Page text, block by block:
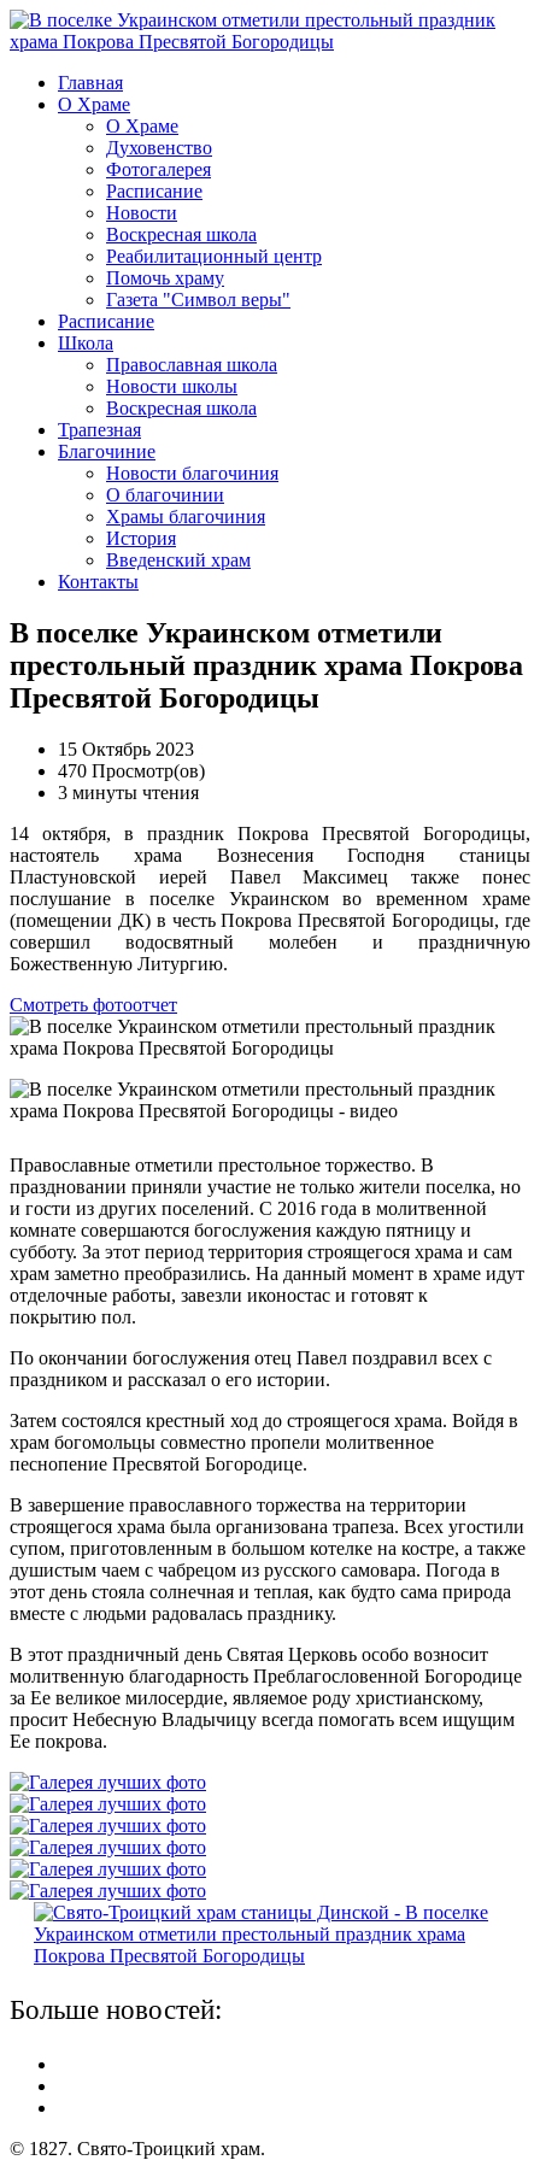
Главная
О Храме
О Храме
Духовенство
Фотогалерея
Расписание
Новости
Воскресная школа
Реабилитационный центр
Помочь храму
Газета "Символ веры"
Расписание
Школа
Православная школа
Новости школы
Воскресная школа
Трапезная
Благочиние
Новости благочиния
О благочинии
Храмы благочиния
История
Введенский храм
Контакты
В поселке Украинском отметили
престольный праздник храма Покрова
Пресвятой Богородицы
15 Октябрь 2023
470 Просмотр(ов)
3 минуты чтения
14 октября, в праздник Покрова Пресвятой Богородицы,
настоятель храма Вознесения Господня станицы
Пластуновской иерей Павел Максимец также понес
послушание в поселке Украинском во временном храме
(помещении ДК) в честь Покрова Пресвятой Богородицы, где
совершил водосвятный молебен и праздничную
Божественную Литургию.
Смотреть фотоотчет
Православные отметили престольное торжество. В
праздновании приняли участие не только жители поселка, но
и гости из других поселений. С 2016 года в молитвенной
комнате совершаются богослужения каждую пятницу и
субботу. За этот период территория строящегося храма и сам
храм заметно преобразились. На данный момент в храме идут
отделочные работы, завезли иконостас и готовят к
покрытию пол.
По окончании богослужения отец Павел поздравил всех с
праздником и рассказал о его истории.
Затем состоялся крестный ход до строящегося храма. Войдя в
храм богомольцы совместно пропели молитвенное
песнопение Пресвятой Богородице.
В завершение православного торжества на территории
строящегося храма была организована трапеза. Всех угостили
супом, приготовленным в большом котелке на костре, а также
душистым чаем с чабрецом из русского самовара. Погода в
этот день стояла солнечная и теплая, как будто сама природа
вместе с людьми радовалась празднику.
В этот праздничный день Святая Церковь особо возносит
молитвенную благодарность Преблагословенной Богородице
за Ее великое милосердие, являемое роду христианскому,
просит Небесную Владычицу всегда помогать всем ищущим
Ее покрова.
Больше новостей:
© 1827. Свято-Троицкий храм.